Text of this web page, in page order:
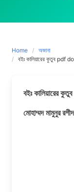
Home
অজানা
বইঃ কালিয়ারের কুতুব
বইঃ কালিয়ারের
মোহাম্মদ মামুনুর